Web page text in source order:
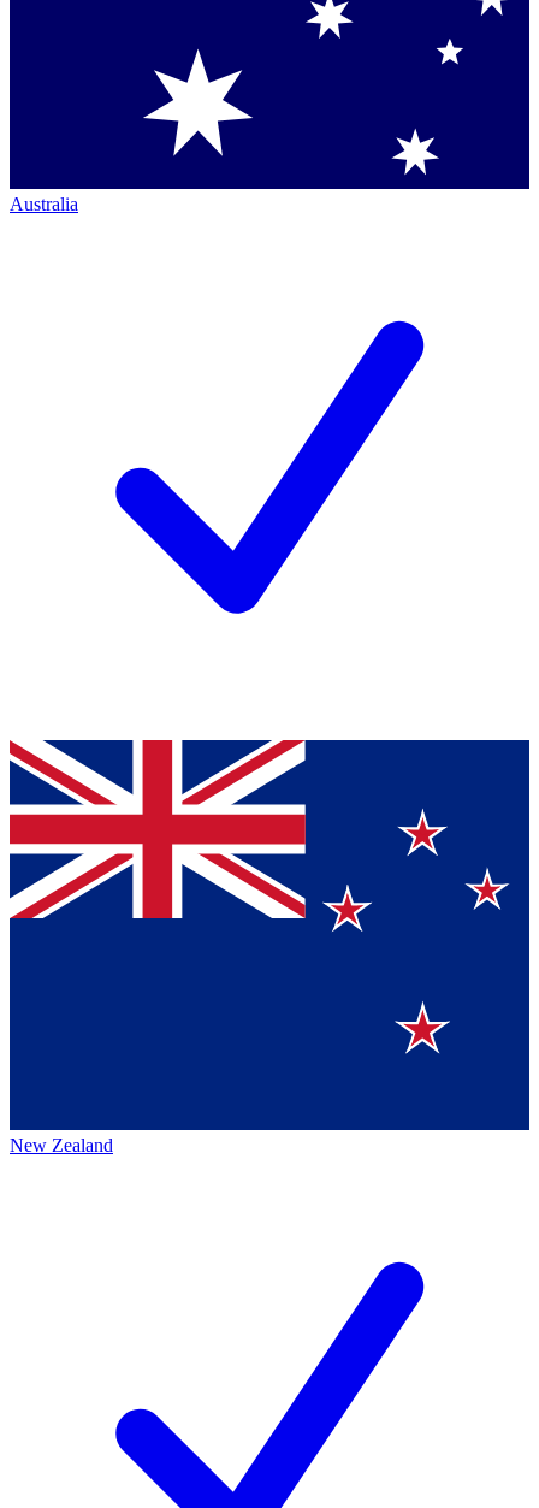
Australia
New Zealand